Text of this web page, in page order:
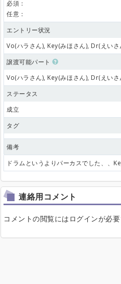
必須：
任意：
エントリー状況
Vo(ハラさん), Key(みほさん), Dr(えい
譲渡可能パート
Vo(ハラさん), Key(みほさん), Dr(えいさ
ステータス
成立
タグ
備考
ドラムというよりパーカスでした、、
連絡用コメント
コメントの閲覧にはログインが必要